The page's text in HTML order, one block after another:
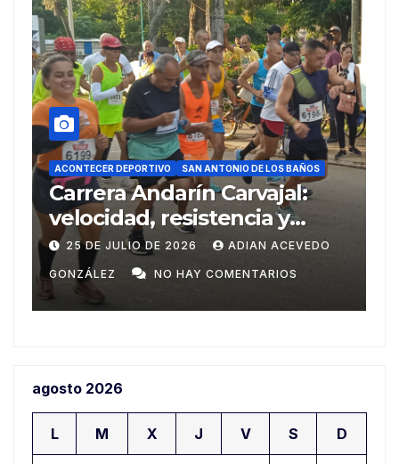
SAN ANTONIO DE LOS BAÑOS
Carvajal:
y
en su 38
ADIAN ACEVEDO
HAY COMENTARIOS
ACONTECER DEPORTIVO
SAN ANTONIO DE LOS BAÑOS
Del Ariguanabo
Domingo
20 DE JULIO DE 2026
GONZÁLEZ
agosto 2026
L M X J V S D